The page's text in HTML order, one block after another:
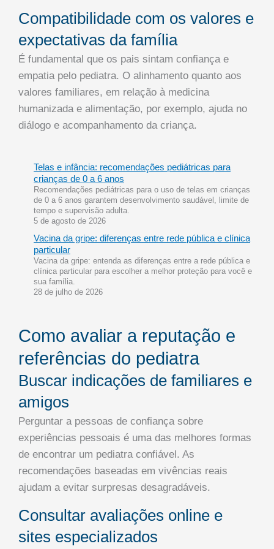
Compatibilidade com os valores e
expectativas da família
É fundamental que os pais sintam confiança e
empatia pelo pediatra. O alinhamento quanto aos
valores familiares, em relação à medicina
humanizada e alimentação, por exemplo, ajuda no
diálogo e acompanhamento da criança.
Telas e infância: recomendações pediátricas para
crianças de 0 a 6 anos
Recomendações pediátricas para o uso de telas em crianças
de 0 a 6 anos garantem desenvolvimento saudável, limite de
tempo e supervisão adulta.
5 de agosto de 2026
Vacina da gripe: diferenças entre rede pública e clínica
particular
Vacina da gripe: entenda as diferenças entre a rede pública e
clínica particular para escolher a melhor proteção para você e
sua família.
28 de julho de 2026
Como avaliar a reputação e
referências do pediatra
Buscar indicações de familiares e
amigos
Perguntar a pessoas de confiança sobre
experiências pessoais é uma das melhores formas
de encontrar um pediatra confiável. As
recomendações baseadas em vivências reais
ajudam a evitar surpresas desagradáveis.
Consultar avaliações online e
sites especializados